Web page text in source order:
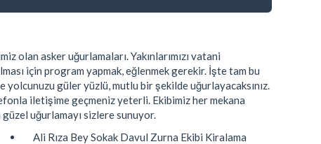
olan asker uğurlamaları. Yakınlarımızı vatani
için program yapmak, eğlenmek gerekir. İşte tam bu
güler yüzlü, mutlu bir şekilde uğurlayacaksınız.
iletişime geçmeniz yeterli. Ekibimiz her mekana
uğurlamayı sizlere sunuyor.
Ali Rıza Bey Sokak Davul Zurna Ekibi Kiralama